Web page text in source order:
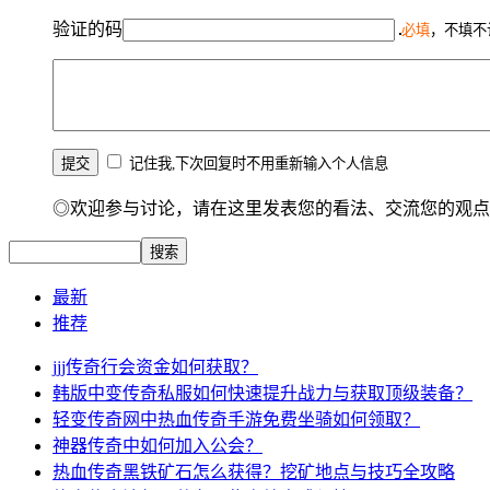
验证的码 必填，不填不
记住我,下次回复时不用重新输入个人信息
◎欢迎参与讨论，请在这里发表您的看法、交流您的观点
最新
推荐
jjj传奇行会资金如何获取？
韩版中变传奇私服如何快速提升战力与获取顶级装备？
轻变传奇网中热血传奇手游免费坐骑如何领取？
神器传奇中如何加入公会？
热血传奇黑铁矿石怎么获得？挖矿地点与技巧全攻略